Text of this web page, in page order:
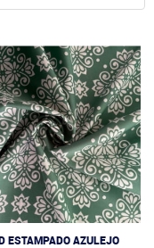
ESTAMPADO AZULEJO